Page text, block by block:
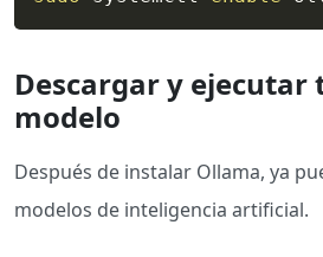
Descargar y
modelo
Después de instalar Ollama, ya
modelos de inteligencia artificial.